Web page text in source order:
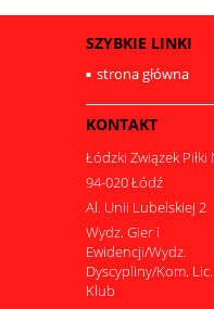
SZYBKIE LINKI
strona główna
KONTAKT
Łódzki Związek Piłki
94-020 Łódź
Al. Unii Lubelskiej 2
Wydz. Gier i
Ewidencji/Wydz.
Dyscypliny/Kom. Lic.
Klub